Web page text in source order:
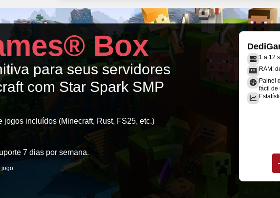
Box
para seus servidores
com Star Spark SMP
jogos incluídos (Minecraft, Rust, FS25, etc.)
7 dias por semana.
jogo.
1 a 12
RAM:
Painel
fácil de